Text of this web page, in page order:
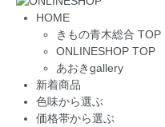
HOME
きもの青木総合 TOP
ONLINESHOP TOP
あおきgallery
新着商品
色味から選ぶ
価格帯から選ぶ